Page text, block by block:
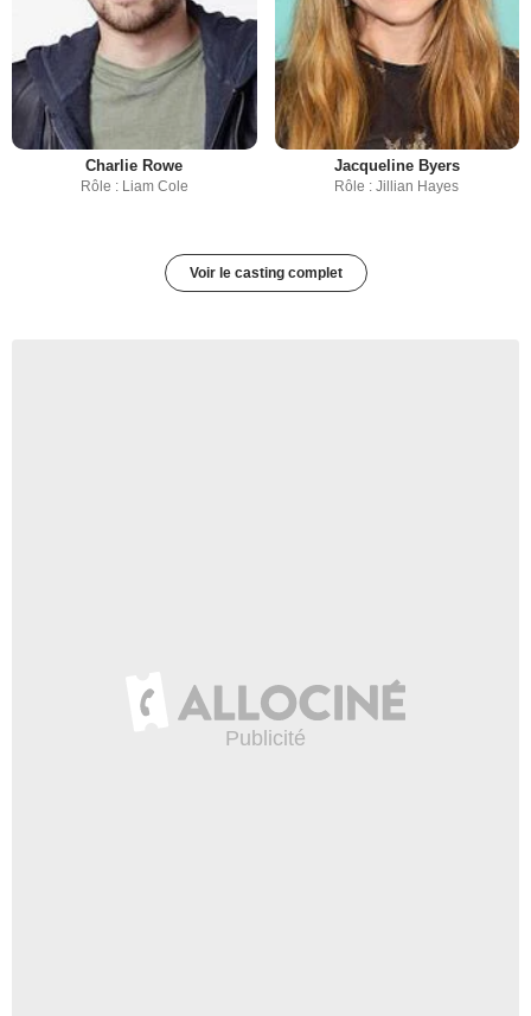
Charlie Rowe
Rôle : Liam Cole
Jacqueline Byers
Rôle : Jillian Hayes
Voir le casting complet